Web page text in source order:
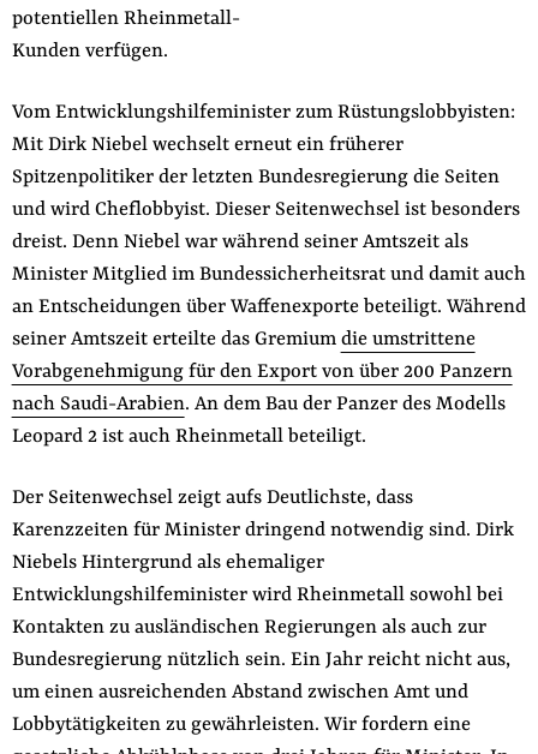
potentiellen Rheinmetall-
Kunden verfügen.
Vom Entwicklungshilfeminister zum Rüstungslobbyisten:
Mit Dirk Niebel wechselt erneut ein früherer
Spitzenpolitiker der letzten Bundesregierung die Seiten
und wird Cheflobbyist. Dieser Seitenwechsel ist besonders
dreist. Denn Niebel war während seiner Amtszeit als
Minister Mitglied im Bundessicherheitsrat und damit auch
an Entscheidungen über Waffenexporte beteiligt. Während
seiner Amtszeit erteilte das Gremium die umstrittene
Vorabgenehmigung für den Export von über 200 Panzern
nach Saudi-Arabien. An dem Bau der Panzer des Modells
Leopard 2 ist auch Rheinmetall beteiligt.
Der Seitenwechsel zeigt aufs Deutlichste, dass
Karenzzeiten für Minister dringend notwendig sind. Dirk
Niebels Hintergrund als ehemaliger
Entwicklungshilfeminister wird Rheinmetall sowohl bei
Kontakten zu ausländischen Regierungen als auch zur
Bundesregierung nützlich sein. Ein Jahr reicht nicht aus,
um einen ausreichenden Abstand zwischen Amt und
Lobbytätigkeiten zu gewährleisten. Wir fordern eine